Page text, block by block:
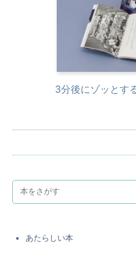
3分後にゾッと
あたらしい本